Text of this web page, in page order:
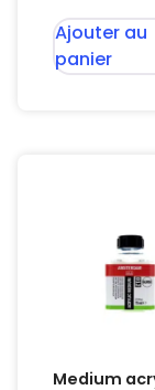
Ajouter au
panier
Medium